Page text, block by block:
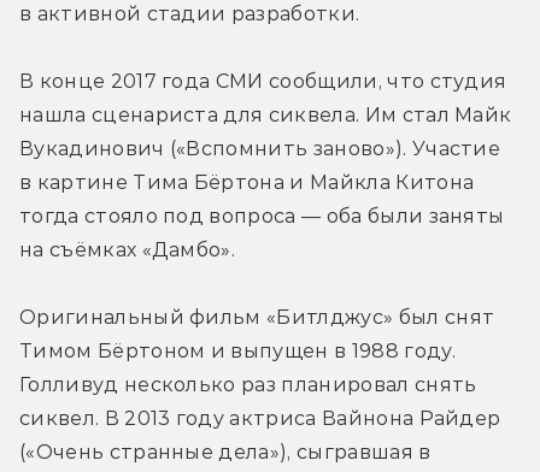
в активной стадии разработки.
В конце 2017 года СМИ сообщили, что студия
нашла сценариста для сиквела. Им стал Майк
Вукадинович («Вспомнить заново»). Участие
в картине Тима Бёртона и Майкла Китона
тогда стояло под вопроса — оба были заняты
на съёмках «Дамбо».
Оригинальный фильм «Битлджус» был снят
Тимом Бёртоном и выпущен в 1988 году.
Голливуд несколько раз планировал снять
сиквел. В 2013 году актриса Вайнона Райдер
(«Очень странные дела»), сыгравшая в